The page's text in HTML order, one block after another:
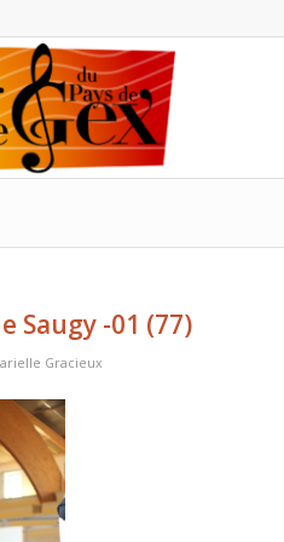
Saugy -01 (77)
Gracieux